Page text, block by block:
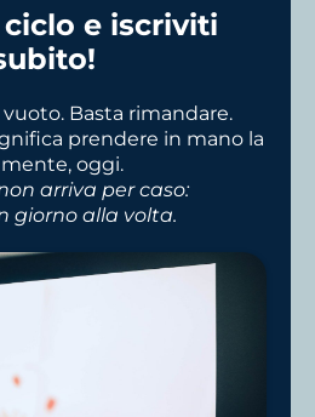
e iscriviti
Basta rimandare.
prendere in mano la
oggi.
arriva per caso:
giorno alla volta.